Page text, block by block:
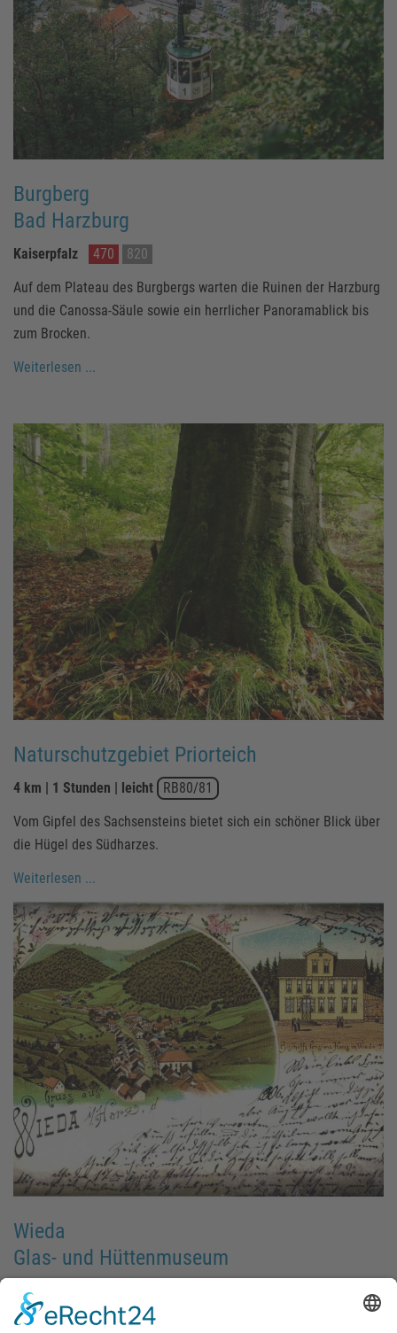
Burgberg
Bad Harzburg
Kaiserpfalz 470
820
Auf dem Plateau des Burgbergs warten die Ruinen der Harzburg
und die Canossa-Säule sowie ein herrlicher Panoramablick bis
zum Brocken.
Weiterlesen ...
Naturschutzgebiet Priorteich
4 km | 1 Stunden | leicht
RB80/81
Vom Gipfel des Sachsensteins bietet sich ein schöner Blick über
die Hügel des Südharzes.
Weiterlesen ...
Wieda
Glas- und Hüttenmuseum
Museum
Exponate und Informationen zu "Glashüttenwesen" sowie